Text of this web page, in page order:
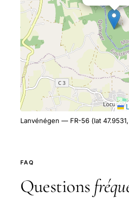
Lanvénégen — FR-56 (lat
FAQ
Questions